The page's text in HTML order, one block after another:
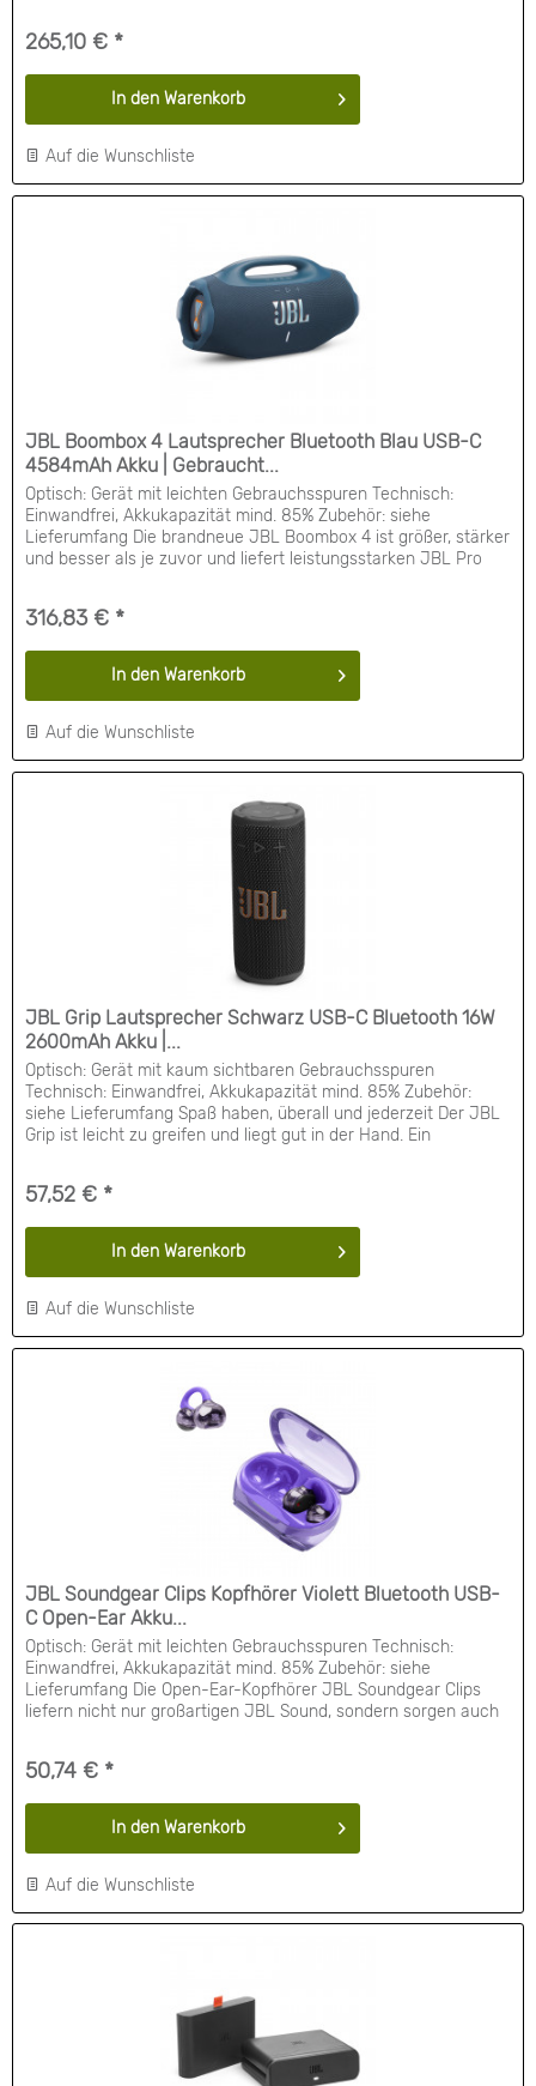
aufdrehst. Die neue...
265,10 € *
In den Warenkorb
Auf die Wunschliste
JBL Boombox 4 Lautsprecher Bluetooth Blau USB-C
4584mAh Akku | Gebraucht...
Optisch: Gerät mit leichten Gebrauchsspuren Technisch:
Einwandfrei, Akkukapazität mind. 85% Zubehör: siehe
Lieferumfang Die brandneue JBL Boombox 4 ist größer, stärker
und besser als je zuvor und liefert leistungsstarken JBL Pro
mehr Leistung mit weniger...
316,83 € *
In den Warenkorb
Auf die Wunschliste
JBL Grip Lautsprecher Schwarz USB-C Bluetooth 16W
2600mAh Akku |...
Optisch: Gerät mit kaum sichtbaren Gebrauchsspuren
Technisch: Einwandfrei, Akkukapazität mind. 85% Zubehör:
siehe Lieferumfang Spaß haben, überall und jederzeit Der JBL
Grip ist leicht zu greifen und liegt gut in der Hand. Ein
Sound überzeugt mit...
57,52 € *
In den Warenkorb
Auf die Wunschliste
JBL Soundgear Clips Kopfhörer Violett Bluetooth USB-
C Open-Ear Akku...
Optisch: Gerät mit leichten Gebrauchsspuren Technisch:
Einwandfrei, Akkukapazität mind. 85% Zubehör: siehe
Lieferumfang Die Open-Ear-Kopfhörer JBL Soundgear Clips
liefern nicht nur großartigen JBL Sound, sondern sorgen auch
sich hervor, genau wie ihre...
50,74 € *
In den Warenkorb
Auf die Wunschliste